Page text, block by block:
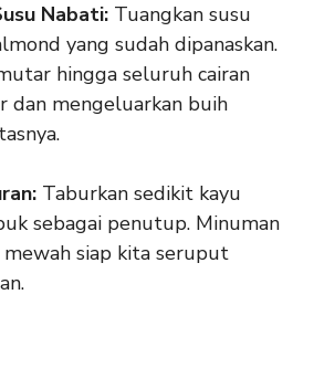
Nabati: Tuangkan susu
yang sudah dipanaskan.
hingga seluruh cairan
dan mengeluarkan buih
Taburkan sedikit kayu
sebagai penutup. Minuman
mewah siap kita seruput